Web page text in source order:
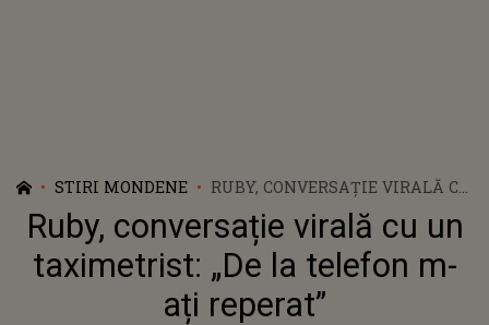
STIRI MONDENE
RUBY, CONVERSAȚIE VIRALĂ CU
UN TAXIMETRIST: „DE LA
TELEFON M-AȚI REPERAT”
Ruby, conversație virală cu un
taximetrist: „De la telefon m-
ați reperat”